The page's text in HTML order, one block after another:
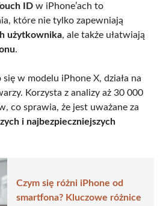
ID w iPhone’ach to
które nie tylko zapewniają
użytkownika, ale także ułatwiają
.
w modelu iPhone X, działa na
Korzysta z analizy aż 30 000
co sprawia, że jest uważane za
i najbezpieczniejszych
Czym się różni iPhone od
smartfona? Kluczowe różnice